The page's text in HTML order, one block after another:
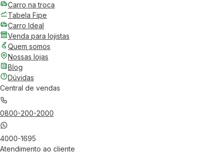
Carro na troca
Tabela Fipe
Carro Ideal
Venda para lojistas
Quem somos
Nossas lojas
Blog
Dúvidas
Central de vendas
0800-200-2000
4000-1695
Atendimento ao cliente